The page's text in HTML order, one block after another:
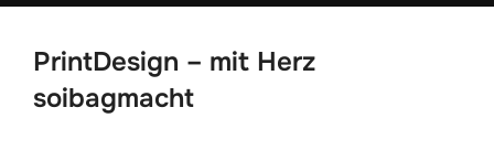
PrintDesign – mit Herz
soibagmacht